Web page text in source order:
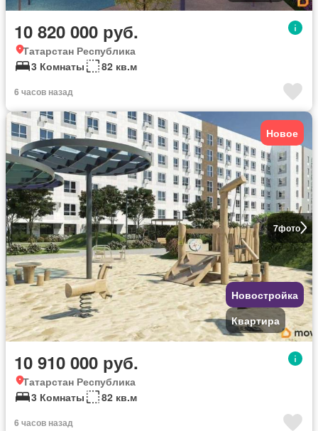
10 820 000 руб.
Татарстан Республика
3 Комнаты
82 кв.м
6 часов назад
7фото
Новое
Новостройка
Квартира
10 910 000 руб.
Татарстан Республика
3 Комнаты
82 кв.м
6 часов назад